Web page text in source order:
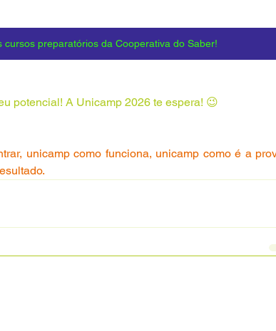
preparatórios da Cooperativa do Saber!
potencial! A Unicamp 2026 te espera! 😉
unicamp como funciona, unicamp como é a